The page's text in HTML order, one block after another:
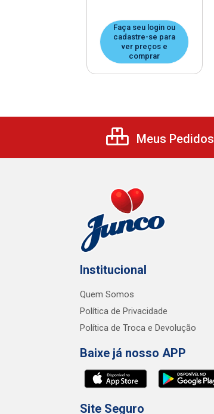
Faça seu login ou
cadastre-se para
ver preços e
comprar
Meus Pedidos
Institucional
Quem Somos
Política de Privacidade
Política de Troca e Devolução
Baixe já nosso APP
Site Seguro